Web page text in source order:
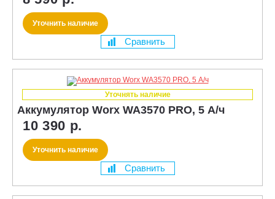
Уточнить наличие
Сравнить
Уточнять наличие
Аккумулятор Worx WA3570 PRO, 5 А/ч
10 390 р.
Уточнить наличие
Сравнить